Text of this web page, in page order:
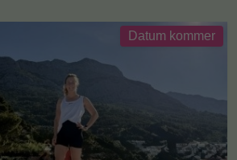
Datum kommer